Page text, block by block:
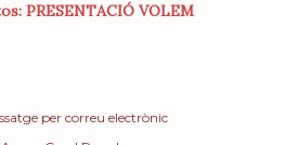
PRESENTACIÓ VOLEM
per correu electrònic